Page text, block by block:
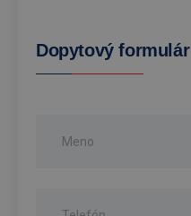
Dopytový formulár